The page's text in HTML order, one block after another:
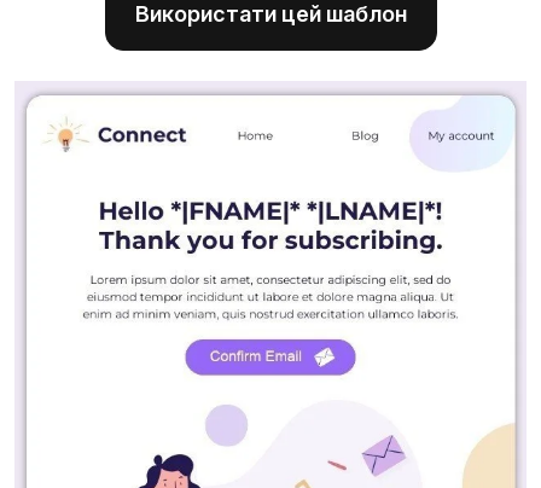
Використати цей шаблон